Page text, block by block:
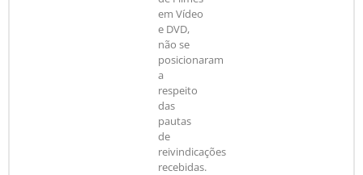
em Vídeo
e DVD,
não se
posicionaram
a
respeito
das
pautas
de
reivindicações
recebidas.